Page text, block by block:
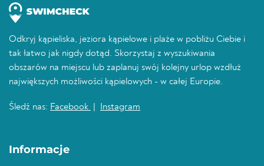
Odkryj kąpieliska, jeziora kąpielowe i plaże w pobliżu Ciebie i
tak łatwo jak nigdy dotąd. Skorzystaj z wyszukiwania
obszarów na miejscu lub zaplanuj swój kolejny urlop wzdłuż
największych możliwości kąpielowych - w całej Europie.
Śledź nas: Facebook Instagram
Informacje